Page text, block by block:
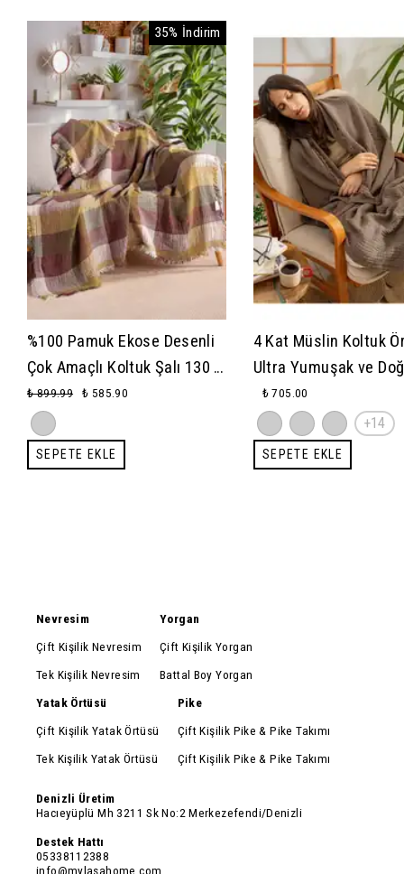
35% İndirim
%100 Pamuk Ekose Desenli
Çok Amaçlı Koltuk Şalı 130 x
170 (Kırlentsiz)
₺ 899.99 ₺ 585.90
SEPETE EKLE
4 Kat Müslin Koltuk
Ultra Yumuşak ve
Dokulu Koltuk &
(130x170 cm)
₺ 705.00
+14
SEPETE EKLE
Nevresim
Çift Kişilik Nevresim
Tek Kişilik Nevresim
Yorgan
Çift Kişilik Yorgan
Battal Boy Yorgan
Yatak Örtüsü
Çift Kişilik Yatak Örtüsü
Tek Kişilik Yatak Örtüsü
Pike
Çift Kişilik Pike & Pike Takımı
Çift Kişilik Pike & Pike Takımı
Denizli Üretim
Hacıeyüplü Mh 3211 Sk No:2 Merkezefendi/Denizli
Destek Hattı
05338112388
info@mylasahome.com